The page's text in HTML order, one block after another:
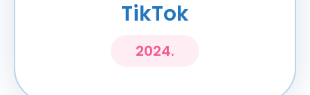
TikTok
2024.